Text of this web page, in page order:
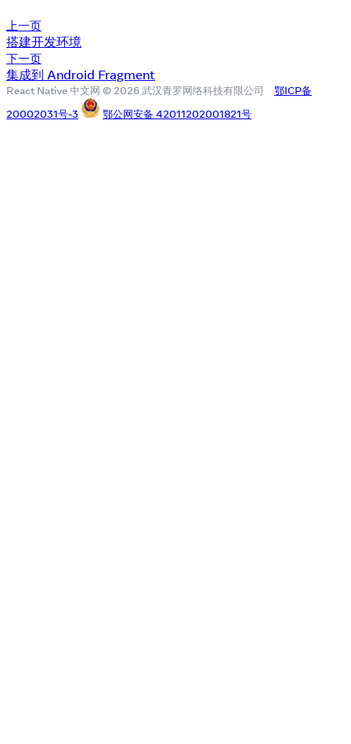
上一页
搭建开发环境
下一页
集成到 Android Fragment
React Native 中文网 © 2026 武汉青罗网络科技有限公司
鄂ICP备
20002031号-3
鄂公网安备 42011202001821号